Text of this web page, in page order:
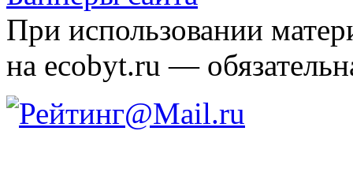
При использовании
на ecobyt.ru —